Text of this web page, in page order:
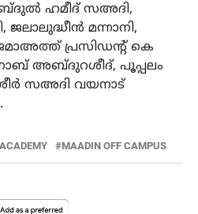
ഹമീദ് സഅദി,
മന്നാനി,
ജമാഅത്ത് പ്രസിഡൻ്റ് കെ
അബ്ദുറശീദ്, പൂപ്പലം
സഅദി വയനാട്
MAADIN OFF CAMPUS